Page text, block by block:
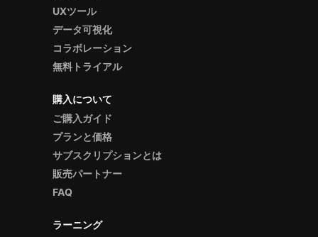
UXツール
データ可視化
コラボレーション
無料トライアル
購入について
ご購入ガイド
プランと価格
サブスクリプションとは
販売パートナー
FAQ
ラーニング